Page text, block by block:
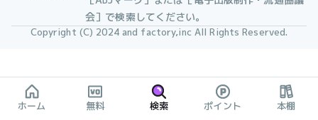
会］で検索してください。
Copyright (C) 2024 and factory,inc All Rights Reserved.
ホーム 無料 検索 ポイント 本棚